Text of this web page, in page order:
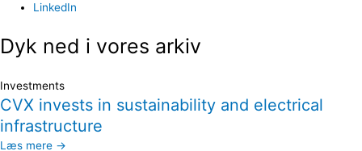
LinkedIn
Dyk ned i vores arkiv
Investments
CVX invests in sustainability and electrical
infrastructure
Læs mere →